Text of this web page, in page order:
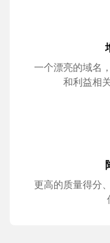
一个漂亮的域名
和利益相
更高的质量得分